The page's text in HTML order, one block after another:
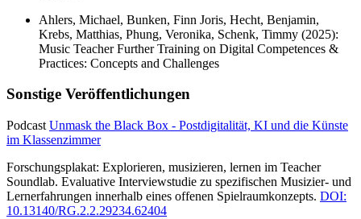
Ahlers, Michael, Bunken, Finn Joris, Hecht, Benjamin,
Krebs, Matthias, Phung, Veronika, Schenk, Timmy (2025):
Music Teacher Further Training on Digital Competences &
Practices: Concepts and Challenges
Sonstige Veröffentlichungen
Podcast Unmask the Black Box - Postdigitalität, KI und die Künste
im Klassenzimmer
Forschungsplakat: Explorieren, musizieren, lernen im Teacher
Soundlab. Evaluative Interviewstudie zu spezifischen Musizier- und
Lernerfahrungen innerhalb eines offenen Spielraumkonzepts. DOI:
10.13140/RG.2.2.29234.62404